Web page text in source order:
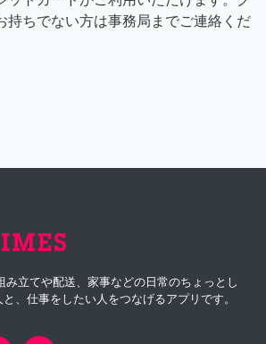
持ちでない方は事務局までご連絡くだ
み立てや配送、家事などの日常のちょっとし
、仕事をしたい人をつなげるアプリです。